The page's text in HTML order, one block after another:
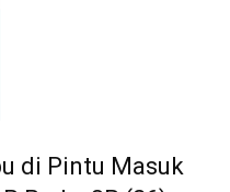
di Pintu Masuk